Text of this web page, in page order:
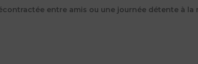
entre amis ou une journée détente à la